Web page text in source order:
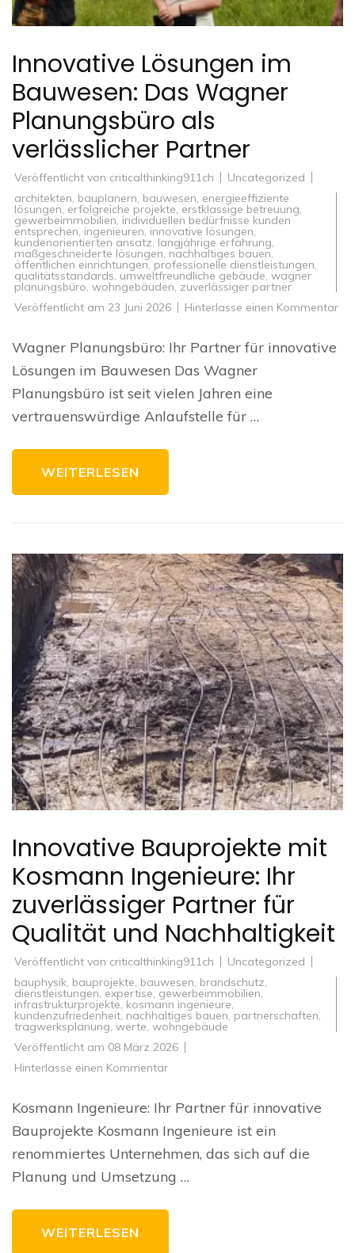
Innovative Lösungen im
Bauwesen: Das Wagner
Planungsbüro als
verlässlicher Partner
Veröffentlicht von criticalthinking911ch
Uncategorized
architekten, bauplanern, bauwesen, energieeffiziente
lösungen, erfolgreiche projekte, erstklassige betreuung,
gewerbeimmobilien, individuellen bedürfnisse kunden
entsprechen, ingenieuren, innovative lösungen,
kundenorientierten ansatz, langjährige erfahrung,
maßgeschneiderte lösungen, nachhaltiges bauen,
öffentlichen einrichtungen, professionelle dienstleistungen,
qualitätsstandards, umweltfreundliche gebäude, wagner
planungsbüro, wohngebäuden, zuverlässiger partner
Veröffentlicht am 23 Juni 2026 Hinterlasse einen Kommentarzu
Wagner Planungsbüro: Ihr Partner für innovative
Lösungen im Bauwesen Das Wagner
Planungsbüro ist seit vielen Jahren eine
vertrauenswürdige Anlaufstelle für …
WEITERLESEN
Innovative Bauprojekte mit
Kosmann Ingenieure: Ihr
zuverlässiger Partner für
Qualität und Nachhaltigkeit
Veröffentlicht von criticalthinking911ch
Uncategorized
bauphysik, bauprojekte, bauwesen, brandschutz,
dienstleistungen, expertise, gewerbeimmobilien,
infrastrukturprojekte, kosmann ingenieure,
kundenzufriedenheit, nachhaltiges bauen, partnerschaften,
tragwerksplanung, werte, wohngebäude
Veröffentlicht am 08 März 2026
Hinterlasse einen Kommentarzu
mit
Kosmann
Ihr
Partner
Qualität
und
Kosmann Ingenieure: Ihr Partner für innovative
Bauprojekte Kosmann Ingenieure ist ein
renommiertes Unternehmen, das sich auf die
Planung und Umsetzung …
WEITERLESEN